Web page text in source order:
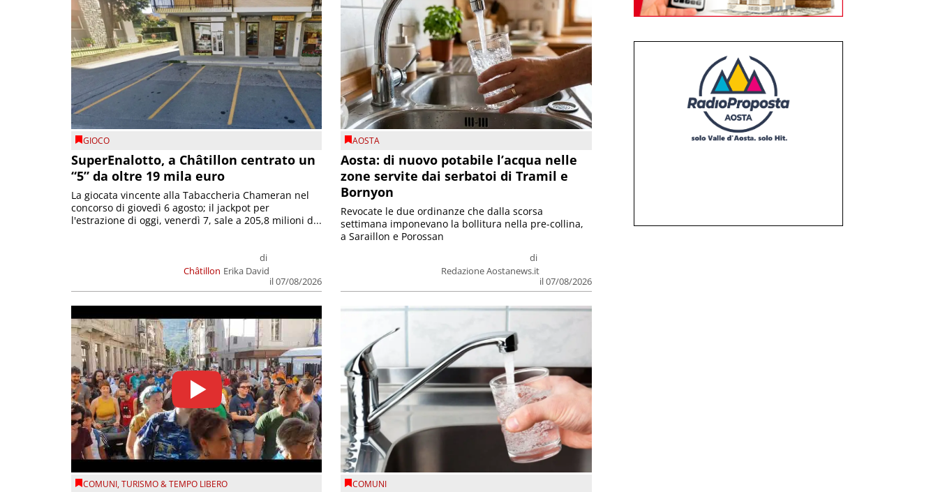
GIOCO
SuperEnalotto, a Châtillon centrato un
“5” da oltre 19 mila euro
Châtillon
di
Erika David
il 07/08/2026
La giocata vincente alla Tabaccheria Chameran nel
concorso di giovedì 6 agosto; il jackpot per
l'estrazione di oggi, venerdì 7, sale a 205,8 milioni d...
AOSTA
Aosta: di nuovo potabile l’acqua nelle
zone servite dai serbatoi di Tramil e
Bornyon
di
Redazione Aostanews.it
il 07/08/2026
Revocate le due ordinanze che dalla scorsa
settimana imponevano la bollitura nella pre-collina,
a Saraillon e Porossan
COMUNI,TURISMO & TEMPO LIBERO COMUNI